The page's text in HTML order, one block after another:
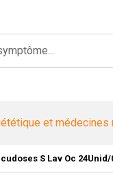
et médecines
S Lav Oc 24Unid/